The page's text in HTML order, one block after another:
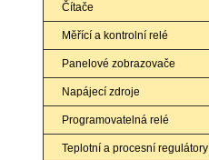
Čítače
Měřící a kontrolní relé
Panelové zobrazovače
Napájecí zdroje
Programovatelná relé
Teplotní a procesní regulátory